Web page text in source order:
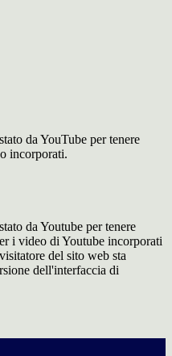
da YouTube per tenere
incorporati.
da Youtube per tenere
i video di Youtube incorporati
del sito web sta
dell'interfaccia di